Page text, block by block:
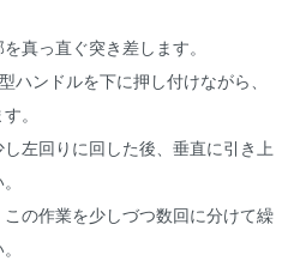
真っ直ぐ突き差します。
ハンドルを下に押し付けながら、
。
左回りに回した後、垂直に引き上
の作業を少しづつ数回に分けて繰